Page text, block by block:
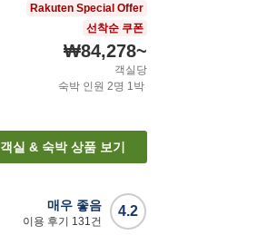
Rakuten Special Offer
선착순 쿠폰
₩84,278~
객실당
숙박 인원 2명 1박
객실 & 숙박 상품 보기
4.2
매우 좋음
이용 후기 131건